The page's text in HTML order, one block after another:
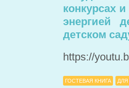
конкурсах
энергией
детском
https://
ГОСТЕВАЯ КНИГА